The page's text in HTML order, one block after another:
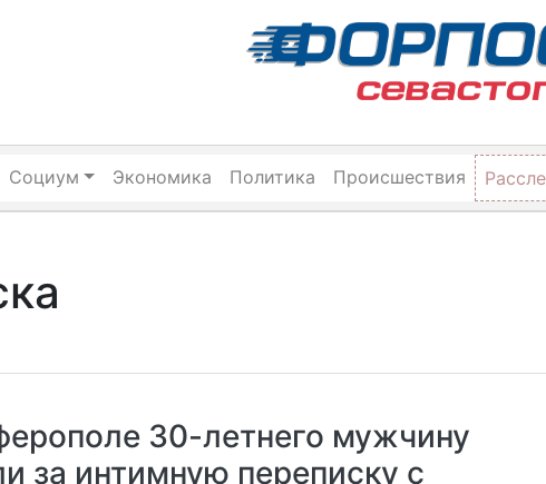
Социум Экономика Политика Происшествия
30-летнего мужчину
за интимную переписку с